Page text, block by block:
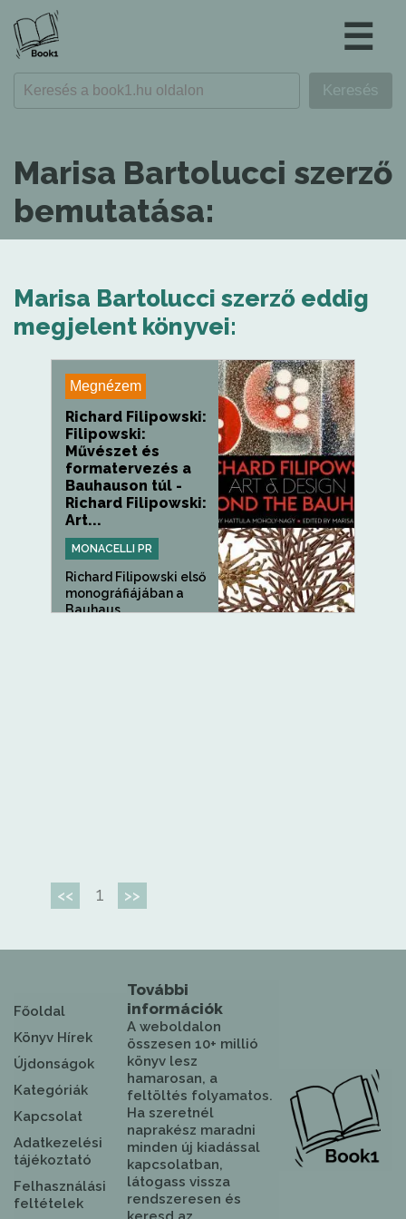
☰
Marisa Bartolucci szerző
bemutatása:
Marisa Bartolucci szerző eddig
megjelent könyvei:
Megnézem
Richard Filipowski:
Filipowski:
Művészet és
formatervezés a
Bauhauson túl -
Richard Filipowski:
Art...
MONACELLI PR
Richard Filipowski első
monográfiájában a
Bauhaus...
<< 1 >>
Főoldal
Könyv Hírek
Újdonságok
Kategóriák
Kapcsolat
Adatkezelési
tájékoztató
Felhasználási
feltételek
További
információk
A weboldalon
összesen 10+ millió
könyv lesz
hamarosan, a
feltöltés folyamatos.
Ha szeretnél
naprakész maradni
minden új kiadással
kapcsolatban,
látogass vissza
rendszeresen és